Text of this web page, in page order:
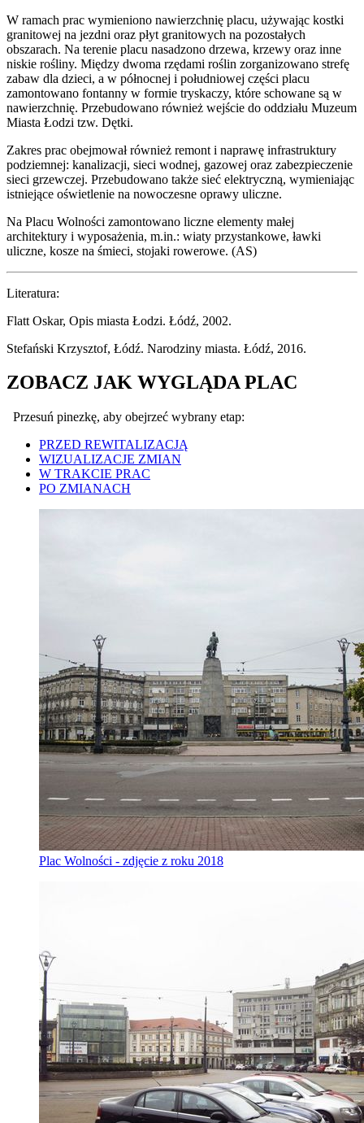
W ramach prac wymieniono nawierzchnię placu, używając kostki
granitowej na jezdni oraz płyt granitowych na pozostałych
obszarach. Na terenie placu nasadzono drzewa, krzewy oraz inne
niskie rośliny. Między dwoma rzędami roślin zorganizowano strefę
zabaw dla dzieci, a w północnej i południowej części placu
zamontowano fontanny w formie tryskaczy, które schowane są w
nawierzchnię. Przebudowano również wejście do oddziału Muzeum
Miasta Łodzi tzw. Dętki.
Zakres prac obejmował również remont i naprawę infrastruktury
podziemnej: kanalizacji, sieci wodnej, gazowej oraz zabezpieczenie
sieci grzewczej. Przebudowano także sieć elektryczną, wymieniając
istniejące oświetlenie na nowoczesne oprawy uliczne.
Na Placu Wolności zamontowano liczne elementy małej
architektury i wyposażenia, m.in.: wiaty przystankowe, ławki
uliczne, kosze na śmieci, stojaki rowerowe. (AS)
Literatura:
Flatt Oskar, Opis miasta Łodzi. Łódź, 2002.
Stefański Krzysztof, Łódź. Narodziny miasta. Łódź, 2016.
ZOBACZ JAK WYGLĄDA PLAC
Przesuń pinezkę, aby obejrzeć wybrany etap:
PRZED REWITALIZACJĄ
WIZUALIZACJE ZMIAN
W TRAKCIE PRAC
PO ZMIANACH
Plac Wolności - zdjęcie z roku 2018